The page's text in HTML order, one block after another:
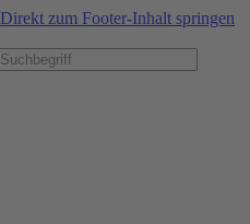
Direkt zum Footer-Inhalt springen